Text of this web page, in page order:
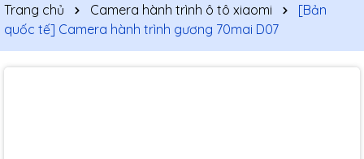
Trang chủ Camera hành trình ô tô xiaomi
[Bản
quốc tế] Camera hành trình gương 70mai D07